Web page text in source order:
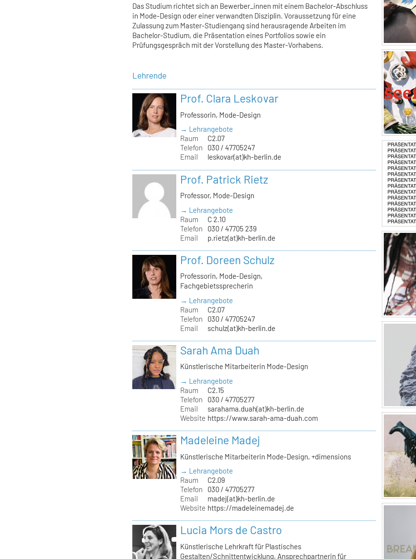
Das Studium richtet sich an Bewerber_innen mit einem Bachelor-Abschluss
in Mode-Design oder einer verwandten Disziplin. Voraussetzung für eine
Zulassung zum Master-Studiengang sind herausragende Arbeiten im
Bachelor-Studium, die Präsentation eines Portfolios sowie ein
Prüfungsgespräch mit der Vorstellung des Master-Vorhabens.
Lehrende
Prof. Clara Leskovar
Professorin, Mode-Design
→ Lehrangebote
Raum
C2.07
Telefon
030 / 47705247
Email
leskovar(at)kh-berlin.de
Prof. Patrick Rietz
Professor, Mode-Design
→ Lehrangebote
Raum
C 2.10
Telefon
030 / 47705 239
Email
p.rietz(at)kh-berlin.de
Prof. Doreen Schulz
Professorin, Mode-Design,
Fachgebietssprecherin
→ Lehrangebote
Raum
C2.07
Telefon
030 / 47705247
Email
schulz(at)kh-berlin.de
Sarah Ama Duah
Künstlerische Mitarbeiterin Mode-Design
→ Lehrangebote
Raum
C2.15
Telefon
030 / 47705277
Email
sarahama.duah(at)kh-berlin.de
Website https://www.sarah-ama-duah.com
Madeleine Madej
Künstlerische Mitarbeiterin Mode-Design, +dimensions
→ Lehrangebote
Raum
C2.09
Telefon
030 / 47705277
Email
madej(at)kh-berlin.de
Website https://madeleinemadej.de
Lucia Mors de Castro
Künstlerische Lehrkraft für Plastisches
Gestalten/Schnittentwicklung, Ansprechpartnerin für